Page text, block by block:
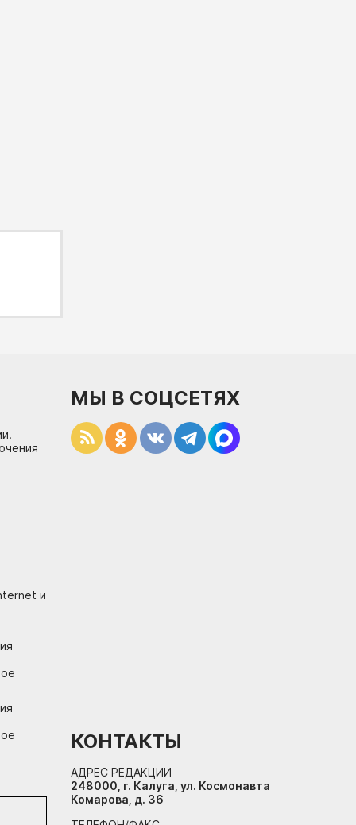
и
МЫ В СОЦСЕТЯХ
КОНТАКТЫ
АДРЕС РЕДАКЦИИ
248000, г. Калуга, ул. Космонавта
Комарова, д. 36